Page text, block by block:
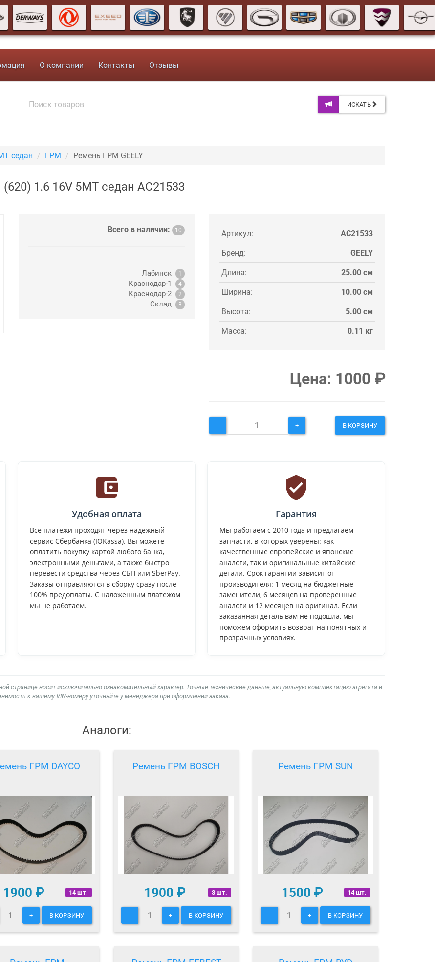
О компании Контакты Отзывы
ИСКАТЬ
седан ГРМ Ремень ГРМ GEELY
1.6 16V 5MT седан AC21533
Всего в наличии: 10
Лабинск 1
Краснодар-1 4
Краснодар-2 2
Склад 3
Артикул: AC21533
Бренд: GEELY
Длина: 25.00 см
Ширина: 10.00 см
Высота: 5.00 см
Масса: 0.11 кг
Цена: 1000 ₽
- + В КОРЗИНУ
Удобная оплата
Все платежи проходят через надежный
сервис Сбербанка (ЮKassa). Вы можете
оплатить покупку картой любого банка,
электронными деньгами, а также быстро
перевести средства через СБП или SberPay.
Заказы отправляются в сборку сразу после
100% предоплаты. С наложенным платежом
мы не работаем.
Гарантия
Мы работаем с 2010 года и предлагаем
запчасти, в которых уверены: как
качественные европейские и японские
аналоги, так и оригинальные китайские
детали. Срок гарантии зависит от
производителя: 1 месяц на бюджетные
заменители, 6 месяцев на проверенные
аналоги и 12 месяцев на оригинал. Если
заказанная деталь вам не подошла, мы
поможем оформить возврат на понятных и
прозрачных условиях.
странице носит исключительно ознакомительный характер. Точные технические данные, актуальную комплектацию агрегата и
к вашему VIN-номеру уточняйте у менеджера при оформлении заказа.
Аналоги:
ГРМ DAYCO
14 шт.
1900 ₽
+ В КОРЗИНУ
Ремень ГРМ BOSCH
3 шт.
1900 ₽
- + В КОРЗИНУ
Ремень ГРМ SUN
14 шт.
1500 ₽
- + В КОРЗИНУ